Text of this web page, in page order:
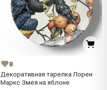
8
Декоративная тарелка Лорен
Маркс Змея на яблоне